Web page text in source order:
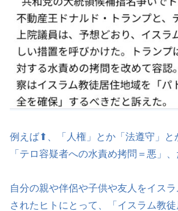
例えば⬆、「人権」とか「法遵守」と
「テロ容疑者への水責め拷問＝悪」、
自分の親や伴侶や子供や友人をイス
されたヒトにとって、「イスラム教